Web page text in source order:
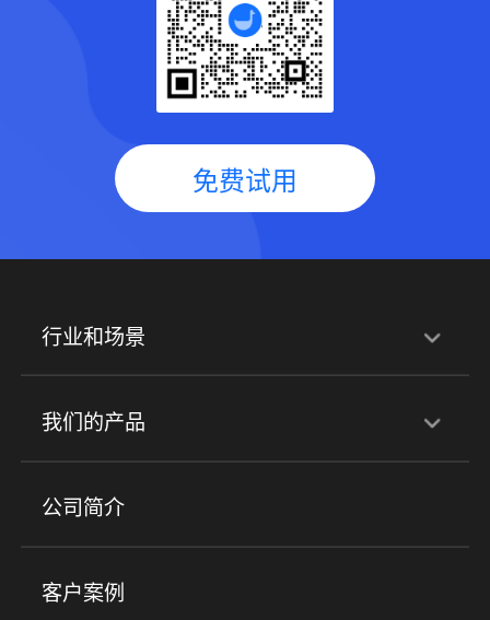
免费试用
行业和场景
行业解决方案
培训机构 职业技能培训 兴趣培训
金融行业
我们的产品
产品
小程序商城 ERP 企微SCRM
社群圈子
公司简介
客户案例